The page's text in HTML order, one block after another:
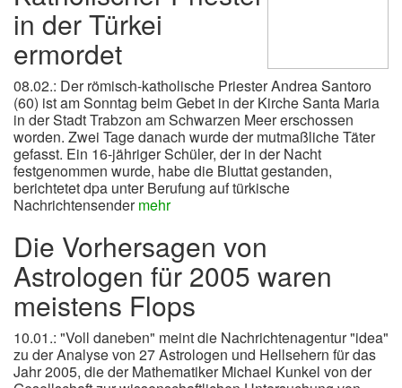
in der Türkei
ermordet
08.02.: Der römisch-katholische Priester Andrea Santoro
(60) ist am Sonntag beim Gebet in der Kirche Santa Maria
in der Stadt Trabzon am Schwarzen Meer erschossen
worden. Zwei Tage danach wurde der mutmaßliche Täter
gefasst. Ein 16-jähriger Schüler, der in der Nacht
festgenommen wurde, habe die Bluttat gestanden,
berichtetet dpa unter Berufung auf türkische
Nachrichtensendermehr
Die Vorhersagen von
Astrologen für 2005 waren
meistens Flops
10.01.: "Voll daneben" meint die Nachrichtenagentur "idea"
zu der Analyse von 27 Astrologen und Hellsehern für das
Jahr 2005, die der Mathematiker Michael Kunkel von der